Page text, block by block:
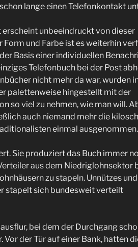
lange einen Telefonkontakt
erscheint unbeeindruckt von dieser
Form und Farbe ist es weiterhin
Basis einer individuellen
Telefonbuch bei der Post
nicht mehr da war, wurden
palettenweise hingestellt mit der
so viel zu nehmen, wie man will.
auch niemand mehr die
einmal ausgenommen.
Sie produziert das Buch immer
aus dem Niedriglohnsektor
zu stapeln. Unnützes und
stapelt sich bundesweit verteilt
bei dem der Durchgang
der Tür auf einer Bank, hatten